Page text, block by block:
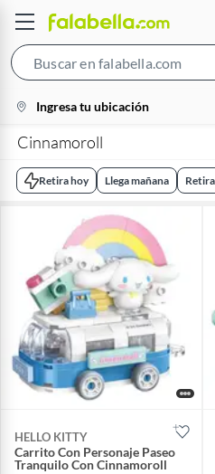
location-
icon
Ingresa tu ubicación
Cinnamoroll
Retira hoy Llega mañana
HELLO KITTY
Carrito Con Personaje Paseo
Tranquilo Con Cinnamoroll